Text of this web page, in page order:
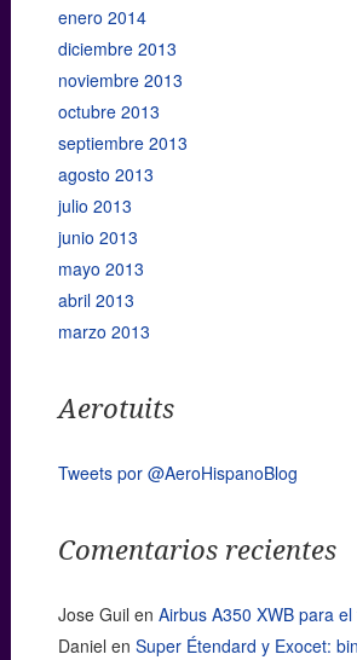
enero 2014
diciembre 2013
noviembre 2013
octubre 2013
septiembre 2013
agosto 2013
julio 2013
junio 2013
mayo 2013
abril 2013
marzo 2013
Aerotuits
Tweets por @AeroHispanoBlog
Comentarios recientes
Jose Guil en Airbus A350 XWB para
Daniel en Super Étendard y Exocet: